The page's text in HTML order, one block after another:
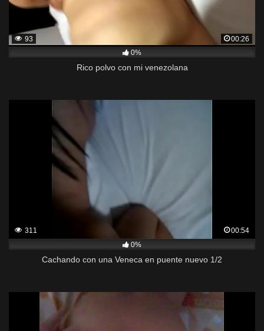
93
00:26
0%
Rico polvo con mi venezolana
311
00:54
0%
Cachando con una Veneca en puente nuevo 1/2